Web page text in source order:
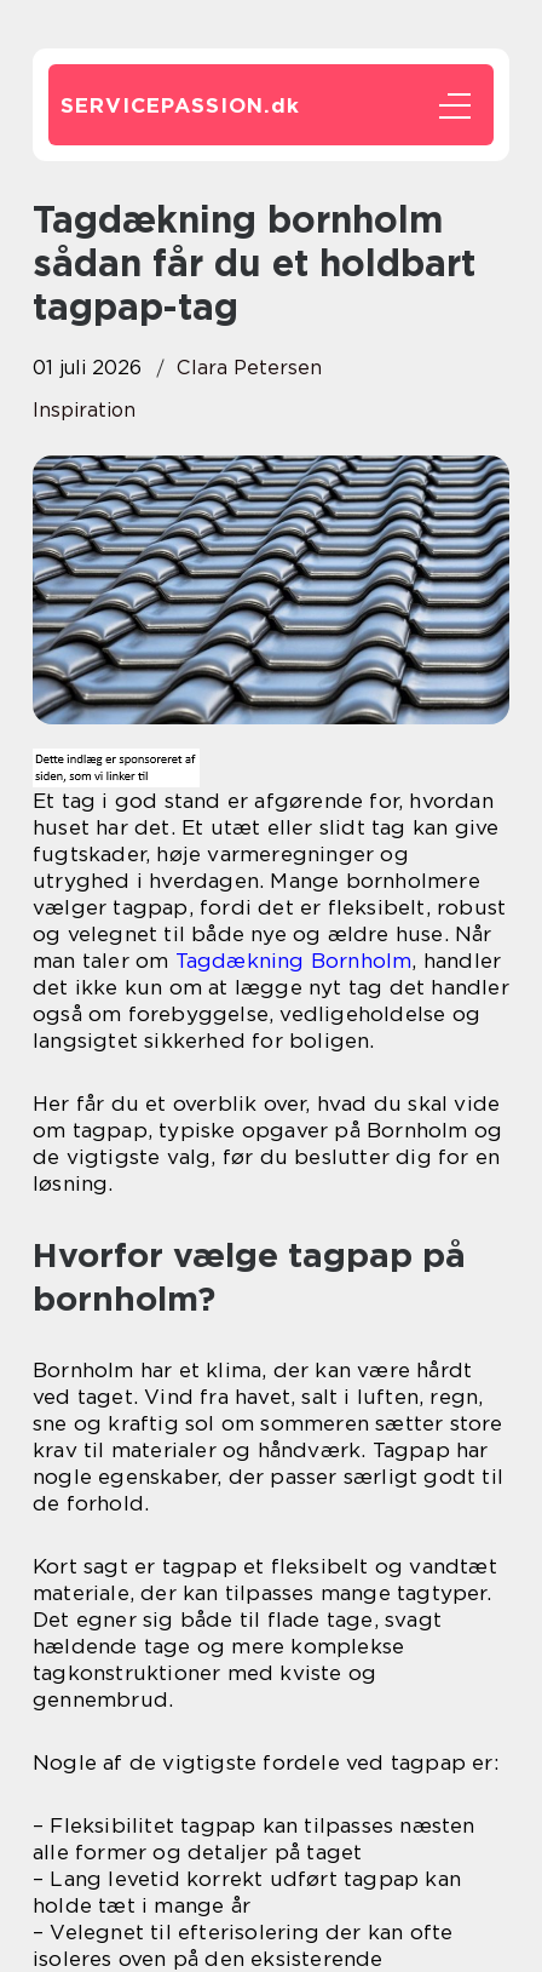
SERVICEPASSION.dk
Tagdækning bornholm
sådan får du et holdbart
tagpap-tag
01 juli 2026
Clara Petersen
Inspiration
Et tag i god stand er afgørende for, hvordan
huset har det. Et utæt eller slidt tag kan give
fugtskader, høje varmeregninger og
utryghed i hverdagen. Mange bornholmere
vælger tagpap, fordi det er fleksibelt, robust
og velegnet til både nye og ældre huse. Når
man taler om Tagdækning Bornholm, handler
det ikke kun om at lægge nyt tag det handler
også om forebyggelse, vedligeholdelse og
langsigtet sikkerhed for boligen.
Her får du et overblik over, hvad du skal vide
om tagpap, typiske opgaver på Bornholm og
de vigtigste valg, før du beslutter dig for en
løsning.
Hvorfor vælge tagpap på
bornholm?
Bornholm har et klima, der kan være hårdt
ved taget. Vind fra havet, salt i luften, regn,
sne og kraftig sol om sommeren sætter store
krav til materialer og håndværk. Tagpap har
nogle egenskaber, der passer særligt godt til
de forhold.
Kort sagt er tagpap et fleksibelt og vandtæt
materiale, der kan tilpasses mange tagtyper.
Det egner sig både til flade tage, svagt
hældende tage og mere komplekse
tagkonstruktioner med kviste og
gennembrud.
Nogle af de vigtigste fordele ved tagpap er:
– Fleksibilitet tagpap kan tilpasses næsten
alle former og detaljer på taget
– Lang levetid korrekt udført tagpap kan
holde tæt i mange år
– Velegnet til efterisolering der kan ofte
isoleres oven på den eksisterende